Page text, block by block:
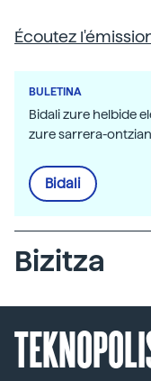
Écoutez
BULETINA
Bidali zure helbide
zure sarrera-ontzian
Bidali
Bizitza